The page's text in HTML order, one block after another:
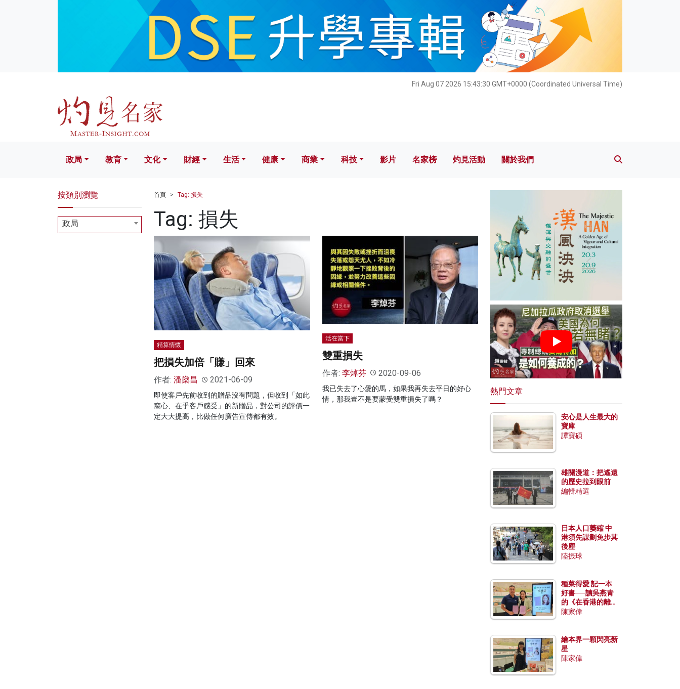
Fri Aug 07 2026 15:43:31 GMT+0000 (Coordinated Universal Time)
文化 財經 生活 健康 科技 影片 名家榜 灼見活動 關於我們
政局 教育 文化 財經 生活 健康 商業 科技 影片 名家榜 灼見活動 關於我們
首頁 Tag: 損失
Tag: 損失
精算情懷
把損失加倍「賺」回來
作者: 潘燊昌 2021-06-09
即使客戶先前收到的贈品沒有問題，但收到「如此
窩心、在乎客戶感受」的新贈品，對公司的評價一
定大大提高，比做任何廣告宣傳都有效。
活在當下
雙重損失
作者: 李焯芬 2020-09-06
我已失去了心愛的馬，如果我再失去平日的好心
情，那我豈不是要蒙受雙重損失了嗎？
按類別瀏覽
政局
熱門文章
安心是人生最大的
寶庫
譚寶碩
雄關漫道：把遙遠
的歷史拉到眼前
編輯精選
日本人口萎縮 中
港須先謀劃免步其
後塵
陸振球
種菜得愛 記一本
好書──讀吳燕青
的《在香港的離島
種菜》
陳家偉
繪本界一顆閃亮新
星
陳家偉